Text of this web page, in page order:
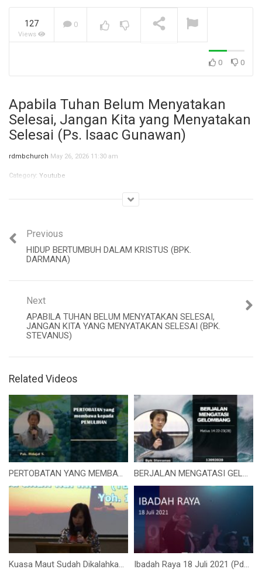
Jangan Biarkan Masa Lalu,
Depanmu! (Ibu Siane)
127
Views
0
0 0
Apabila Tuhan Belum Menyatakan
Selesai, Jangan Kita yang Menyatakan
Selesai (Ps. Isaac Gunawan)
rdmbchurch May 26, 2026 11:30 am
Category: Youtube
Previous
HIDUP BERTUMBUH DALAM KRISTUS (BPK.
DARMANA)
Next
APABILA TUHAN BELUM MENYATAKAN SELESAI,
JANGAN KITA YANG MENYATAKAN SELESAI (BPK.
STEVANUS)
Related Videos
PERTOBATAN YANG MEMBAWA KEPADA PEMULIHAN (Bapak Hidajat S.) BERJALAN MENGATASI GELOMBANG (Bapak Stevanus Teddy)
Kuasa Maut Sudah Dikalahkan (Ibu Angelique Handoko) Ibadah Raya 18 Juli 2021 (Pdm. Johny Alexander)